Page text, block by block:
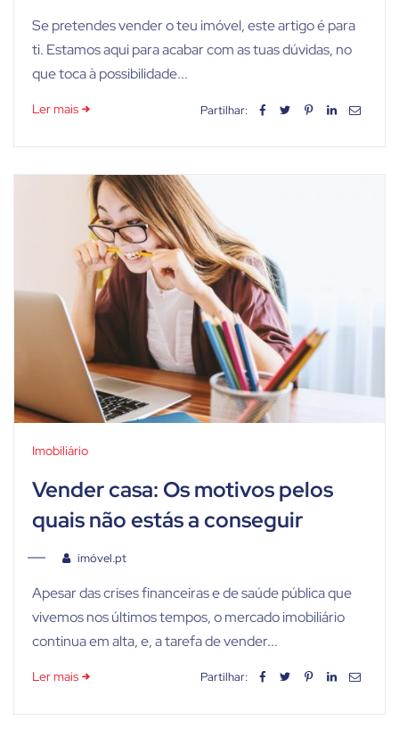
Se pretendes vender o teu imóvel, este artigo é para
ti. Estamos aqui para acabar com as tuas dúvidas, no
que toca à possibilidade...
Ler mais Partilhar:
Imobiliário
Vender casa: Os motivos pelos
quais não estás a conseguir
imóvel.pt
Apesar das crises financeiras e de saúde pública que
vivemos nos últimos tempos, o mercado imobiliário
continua em alta, e, a tarefa de vender...
Ler mais Partilhar: